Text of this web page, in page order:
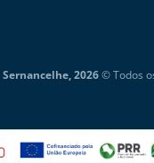
Sernancelhe, 2026© Todos